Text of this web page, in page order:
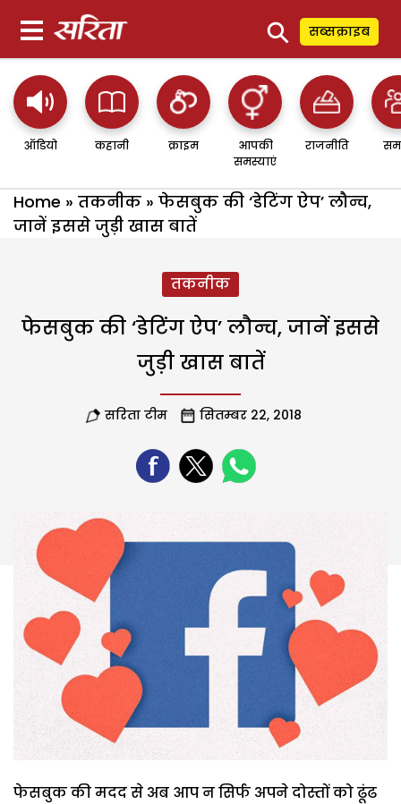
⚲ सब्सक्राइब
ऑडियो कहानी क्राइम
आपकी
समस्याएं
राजनीति
Home » तकनीक » फेसबुक की ‘डेटिंग ऐप’ लौन्च,
जानें इससे जुड़ी खास बातें
तकनीक
फेसबुक की ‘डेटिंग ऐप’ लौन्च, जानें इससे
जुड़ी खास बातें
सरिता टीम सितम्बर 22, 2018
फेसबुक की मदद से अब आप न सिर्फ अपने दोस्तों को ढूंढ